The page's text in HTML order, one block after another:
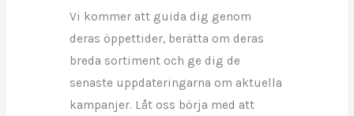
Vi kommer att guida dig genom
deras öppettider, berätta om deras
breda sortiment och ge dig de
senaste uppdateringarna om aktuella
kampanjer. Låt oss börja med att